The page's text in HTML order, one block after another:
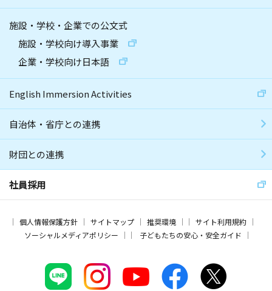
施設・学校・企業での公文式
施設・学校向け導入事業
企業・学校向け日本語
English Immersion Activities
自治体・省庁との連携
財団との連携
社員採用
個人情報保護方針 サイトマップ 推奨環境
サイト利用規約
ソーシャルメディアポリシー
子どもたちの安心・安全ガイド